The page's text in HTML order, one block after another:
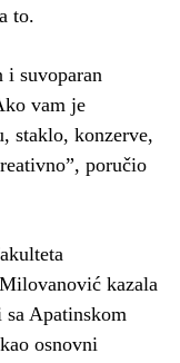
to.
i suvoparan
vam je
staklo, konzerve,
poručio
kazala
sa Apatinskom
osnovni